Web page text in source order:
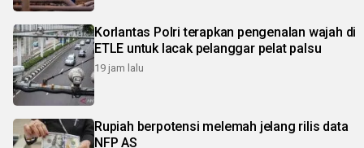
Korlantas Polri terapkan pengenalan wajah di
ETLE untuk lacak pelanggar pelat palsu
19 jam lalu
Rupiah berpotensi melemah jelang rilis data
NFP AS